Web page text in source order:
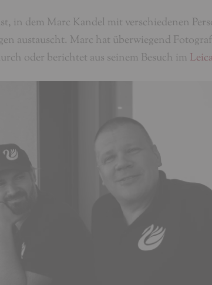
in dem Marc Kandel mit verschiedenen
austauscht. Marc hat überwiegend
oder berichtet aus seinem Besuch im